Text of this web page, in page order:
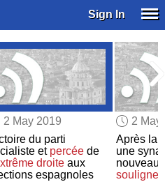
Sign In
2 May 2019
du parti
et percéede
droiteaux
espagnoles
2 May
Après la
une